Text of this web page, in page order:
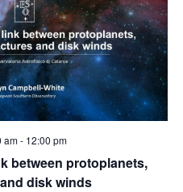
between protoplanets,
disk winds
am- 12:00 pm